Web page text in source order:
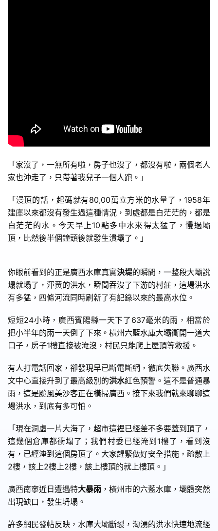
「家沒了，一無所有啦，房子也沒了，都沒有啦，兩個老人
家也沖走了，只帶著我兒子一個人跑。」
「漫頂的話，起碼就有80,00萬立方米的水量了，1958年
建庫以來都沒有發生過這種情況，到處都是白茫茫的，都是
白茫茫的水。今天早上10點多中水來得太猛了，慢過壩
頂，比然後半個鐘頭後就發生潰壩了。」
你眼前看到的正是廣西水庫真實決堤的瞬間，一整段大壩說
塌就塌了，渾黃的洪水，瞬間吞沒了下游的村莊，這場洪水
有多猛，四條河流同時刷新了有記錄以來的最高水位。
短短24小時，廣西賓陽縣一天下了637毫米的雨，相當於
把小半年的雨一天倒了下來。橫州六藍水庫大壩衝開一道大
口子，房子1樓直接被淹沒，村民只能爬上屋頂等救援。
有人打電話回家，卻發現早已斷電斷網，徹底失聯。廣西水
文中心直接升到了最高級別的洪水紅色預警。這不是普通暴
雨，這是颱風美沙客正在橫掃廣西。接下來我們就來聊聊這
場洪水，到底有多可怕。
「現在洞虛一片大海了，超市這裡已經差不多要蓋到頂了，
這幾個倉庫都衝塌了；我們村委已經淹到1樓了，看到沒
有，已經淹到這個房頂了。大家趕緊做好安全措施，疏散上
2樓，該上2樓上2樓，該上樓頂的就上樓頂。」
廣西南寧近日遭遇特大暴雨 ，橫州市的六藍水庫，壩體突然
出現缺口，發生坍塌。
許多網民發帖反映，水庫大壩斷裂，洶湧的洪水快速地流經